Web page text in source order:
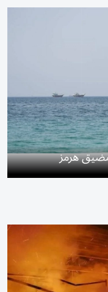
هرمز